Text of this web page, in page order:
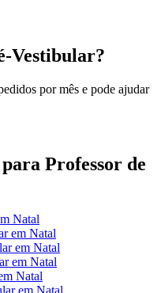
Vestibular?
por mês e pode ajudar
Professor de
Natal
em Natal
em Natal
em Natal
Natal
em Natal